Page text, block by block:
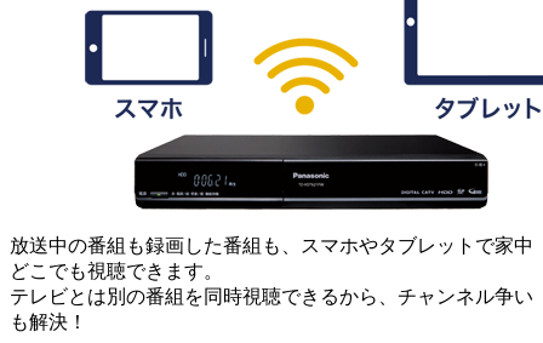
放送中の番組も録画した番組も、スマホやタブレットで家中
どこでも視聴できます。
テレビとは別の番組を同時視聴できるから、チャンネル争い
も解決！